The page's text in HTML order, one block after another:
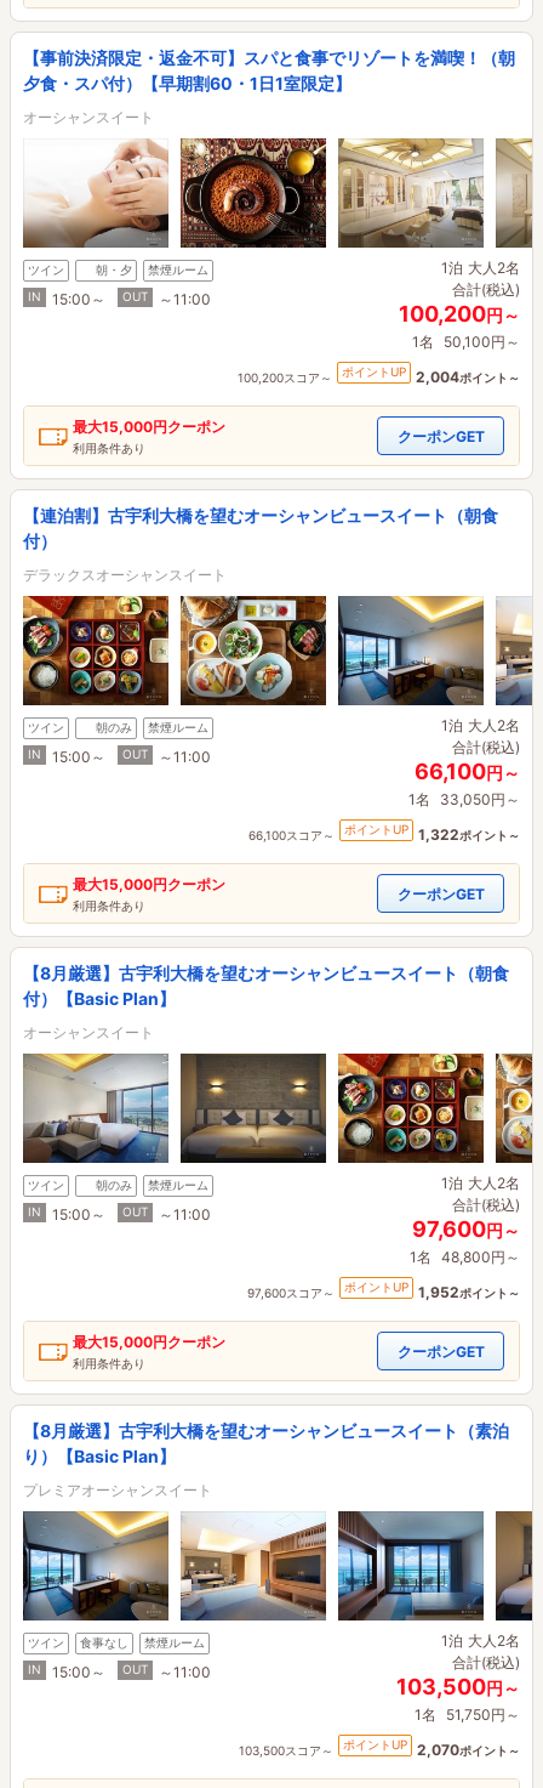
【事前決済限定・返金不可】スパと食事でリゾートを満喫！（朝
夕食・スパ付）【早期割60・1日1室限定】
オーシャンスイート
ツイン 朝・夕
禁煙ルーム
IN
15:00～ OUT ～11:00
1泊 大人2名
合計(税込)
100,200円～
1名 50,100円～
100,200スコア～ ポイントUP 2,004ポイント～
最大15,000円クーポン
利用条件あり
クーポンGET
【連泊割】古宇利大橋を望むオーシャンビュースイート（朝食
付）
デラックスオーシャンスイート
ツイン 朝のみ
禁煙ルーム
IN
15:00～ OUT ～11:00
1泊 大人2名
合計(税込)
66,100円～
1名 33,050円～
66,100スコア～ ポイントUP 1,322ポイント～
最大15,000円クーポン
利用条件あり
クーポンGET
【8月厳選】古宇利大橋を望むオーシャンビュースイート（朝食
付）【Basic Plan】
オーシャンスイート
ツイン 朝のみ
禁煙ルーム
IN
15:00～ OUT ～11:00
1泊 大人2名
合計(税込)
97,600円～
1名 48,800円～
97,600スコア～ ポイントUP 1,952ポイント～
最大15,000円クーポン
利用条件あり
クーポンGET
【8月厳選】古宇利大橋を望むオーシャンビュースイート（素泊
り）【Basic Plan】
プレミアオーシャンスイート
ツイン 食事なし
禁煙ルーム
IN
15:00～ OUT ～11:00
1泊 大人2名
合計(税込)
103,500円～
1名 51,750円～
103,500スコア～ ポイントUP 2,070ポイント～